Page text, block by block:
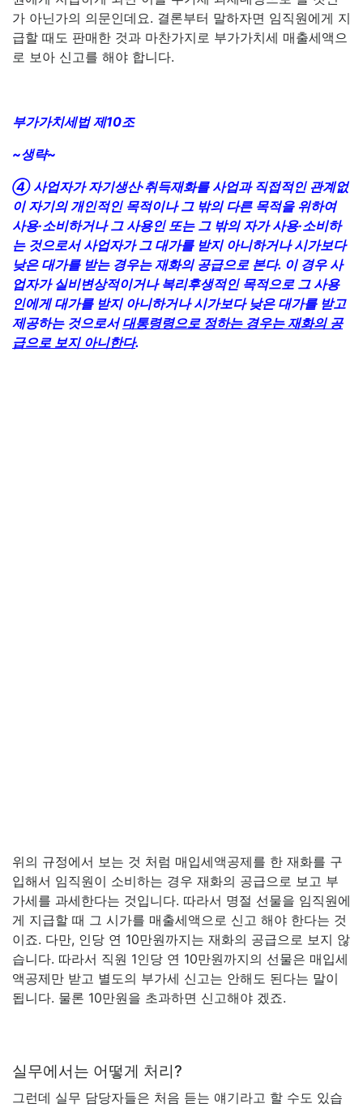
가 아닌가의 의문인데요. 결론부터 말하자면 임직원에게 지
급할 때도 판매한 것과 마찬가지로 부가가치세 매출세액으
로 보아 신고를 해야 합니다.
부가가치세법 제10조
~생략~
④ 사업자가 자기생산·취득재화를 사업과 직접적인 관계없
이 자기의 개인적인 목적이나 그 밖의 다른 목적을 위하여
사용·소비하거나 그 사용인 또는 그 밖의 자가 사용·소비하
는 것으로서 사업자가 그 대가를 받지 아니하거나 시가보다
낮은 대가를 받는 경우는 재화의 공급으로 본다. 이 경우 사
업자가 실비변상적이거나 복리후생적인 목적으로 그 사용
인에게 대가를 받지 아니하거나 시가보다 낮은 대가를 받고
제공하는 것으로서 대통령령으로 정하는 경우는 재화의 공
급으로 보지 아니한다.
위의 규정에서 보는 것 처럼 매입세액공제를 한 재화를 구
입해서 임직원이 소비하는 경우 재화의 공급으로 보고 부
가세를 과세한다는 것입니다. 따라서 명절 선물을 임직원에
게 지급할 때 그 시가를 매출세액으로 신고 해야 한다는 것
이죠. 다만, 인당 연 10만원까지는 재화의 공급으로 보지 않
습니다. 따라서 직원 1인당 연 10만원까지의 선물은 매입세
액공제만 받고 별도의 부가세 신고는 안해도 된다는 말이
됩니다. 물론 10만원을 초과하면 신고해야 겠죠.
실무에서는 어떻게 처리?
그런데 실무 담당자들은 처음 듣는 얘기라고 할 수도 있습